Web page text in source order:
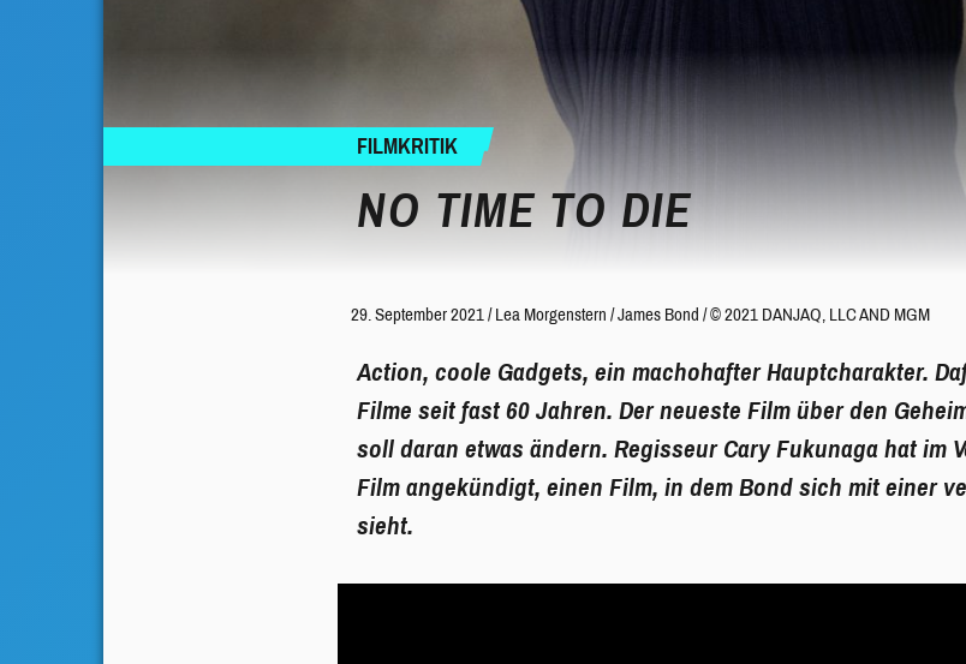
FILMKRITIK
NO TIME TO DIE
29. September 2021 /Lea Morgenstern /James Bond / © 2021 DANJAQ, LLC AND MGM
Action, coole Gadgets, ein machohafter Hauptcharakter.
Filme seit fast 60 Jahren. Der neueste Film über den
soll daran etwas ändern. Regisseur Cary Fukunaga hat im
Film angekündigt, einen Film, in dem Bond sich mit einer
sieht.